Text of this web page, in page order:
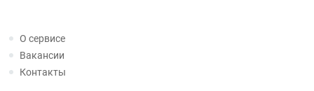
О сервисе
Вакансии
Контакты